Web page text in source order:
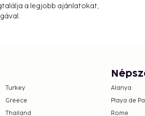
EUR 1000, due to
a legjobb ajánlatokat,
Turkey
Greece
Thailand
Alanya
Playa de
Rome